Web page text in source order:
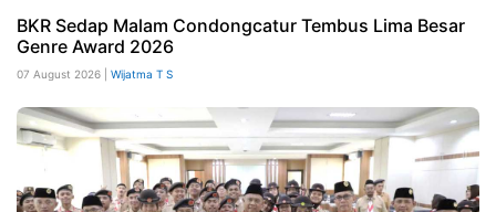
BKR Sedap Malam Condongcatur Tembus Lima Besar
Genre Award 2026
07 August 2026 | Wijatma T S